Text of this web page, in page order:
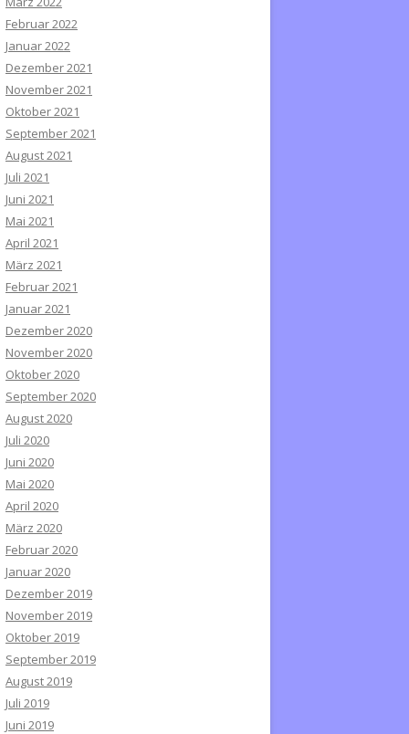
Februar 2022
Januar 2022
Dezember 2021
November 2021
Oktober 2021
September 2021
August 2021
Juli 2021
Juni 2021
Mai 2021
April 2021
März 2021
Februar 2021
Januar 2021
Dezember 2020
November 2020
Oktober 2020
September 2020
August 2020
Juli 2020
Juni 2020
Mai 2020
April 2020
März 2020
Februar 2020
Januar 2020
Dezember 2019
November 2019
Oktober 2019
September 2019
August 2019
Juli 2019
Juni 2019